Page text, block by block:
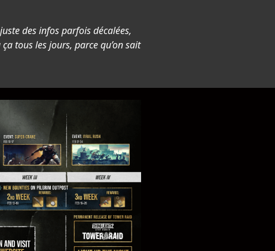
des infos parfois décalées,
tous les jours, parce qu’on sait